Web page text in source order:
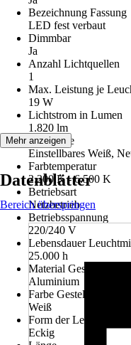
Bezeichnung Fassung
LED fest verbaut
Dimmbar
Ja
Anzahl Lichtquellen
1
Max. Leistung je
19 W
Lichtstrom in Lumen
1.820 lm
Lichtfarbe
Einstellbares Weiß,
Farbtemperatur
2.200 K - 6.500 K
Betriebsart
Netzbetrieb
Betriebsspannung
220/240 V
Lebensdauer
25.000 h
Material Gestell
Aluminium
Farbe Gestell
Weiß
Form der Leuchte
Eckig
Mehr anzeigen
Datenblätter
Bereich überspringen